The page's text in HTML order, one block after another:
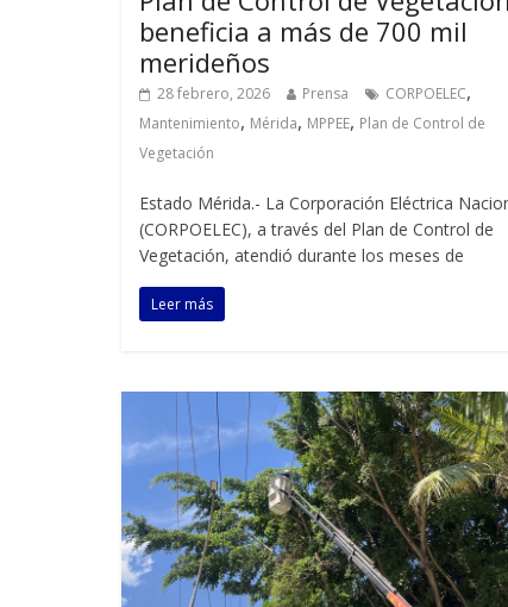
beneficia a más de 700 mil
merideños
28 febrero, 2026 Prensa CORPOELEC,
Mantenimiento, Mérida, MPPEE, Plan de Control de
Vegetación
Estado Mérida.- La Corporación Eléctrica
(CORPOELEC), a través del Plan de Control de
Vegetación, atendió durante los meses de
Leer más